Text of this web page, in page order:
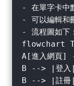
- 在單字卡中
- 可以編輯和
- 流程圖如下：
flowchart
A[進入網頁]
B --> |登入
B --> |註冊